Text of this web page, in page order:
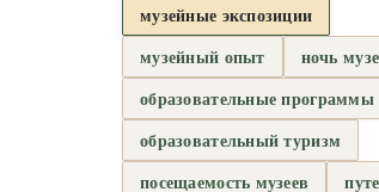
музейные экспозиции
музейный опыт
ночь
образовательные программы
образовательный туризм
посещаемость музеев